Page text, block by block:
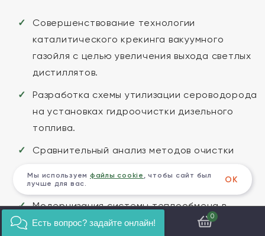
Совершенствование технологии
каталитического крекинга вакуумного
газойля с целью увеличения выхода светлых
дистиллятов.
Разработка схемы утилизации сероводорода
на установках гидроочистки дизельного
топлива.
Сравнительный анализ методов очистки
нефтеперерабатывающих заводов.
Модернизация системы теплообмена в
установке первичной переработки нефти
0
Мы используем файлы cookie , чтобы сайт был
лучше для вас.
ОК
Есть вопрос? задайте онлайн!